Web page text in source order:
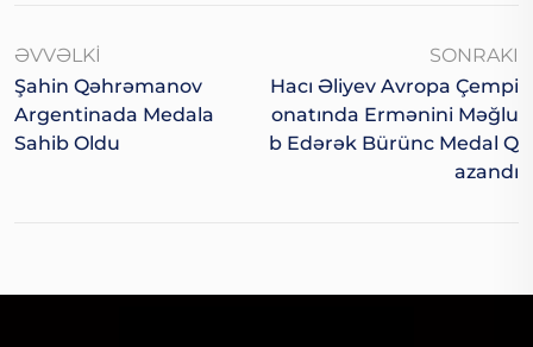
ƏVVƏLKI
Şahin Qəhrəmanov
Argentinada Medala
Sahib Oldu
SONRAKI
Hacı Əliyev Avropa Çempi
Onatında Ermənini Məğlu
B Edərək Bürünc Medal Q
Azandı